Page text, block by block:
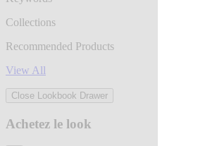
Collections
Recommended Products
View All
Close Lookbook Drawer
Achetez le look